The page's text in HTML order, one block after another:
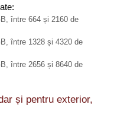
între 664 și 2160 de
între 1328 și 4320 de
între 2656 și 8640 de
și pentru exterior,